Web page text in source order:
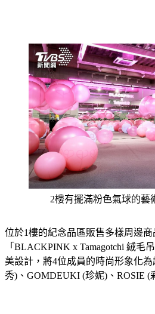
2樓有擺滿粉色氣球的藝
位於1樓的紀念品區販售多樣周邊
「BLACKPINK x Tamagotchi 絨毛
美設計，將4位成員的時尚形象化
秀)、GOMDEUKI (珍妮)、ROSIE (